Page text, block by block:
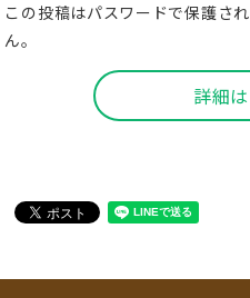
この投稿はパスワードで保護さ
ん。
詳細